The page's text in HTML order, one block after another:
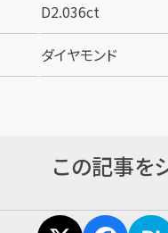
D2.036ct
ダイヤモンド
この記事を